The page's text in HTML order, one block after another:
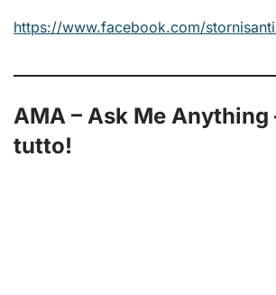
https://www.facebook.com/
AMA – Ask Me Anything
tutto!